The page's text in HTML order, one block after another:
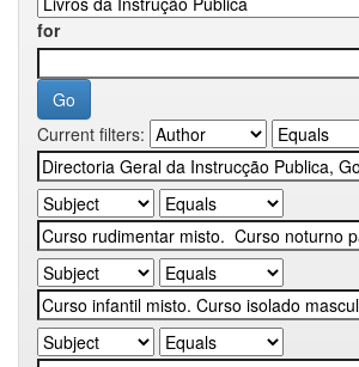
for
Current filters: